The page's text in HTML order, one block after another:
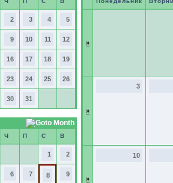
2 3 4 5
9 10 11 12
16 17 18 19
23 24 25 26
30 31
Ч П С В
1 2
6 7 8 9
»
»
3
»
10